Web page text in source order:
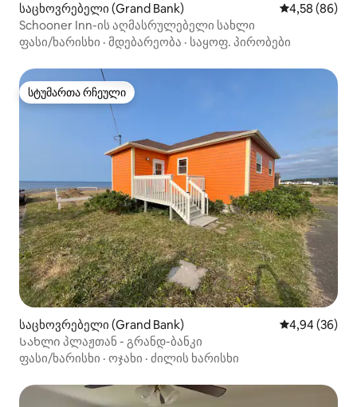
საცხოვრებელი (Grand Bank) საშუალო
4,58 (86)
Schooner Inn-ის აღმასრულებელი სახლი
ფასი/ხარისხი · მდებარეობა · საყოფ. პირობები
სტუმართა რჩეული
სტუმართა რჩეული
საცხოვრებელი (Grand Bank) საშუალო
4,94 (36)
Სახლი პლაჟთან - გრანდ-ბანკი
ფასი/ხარისხი · ოჯახი · ძილის ხარისხი